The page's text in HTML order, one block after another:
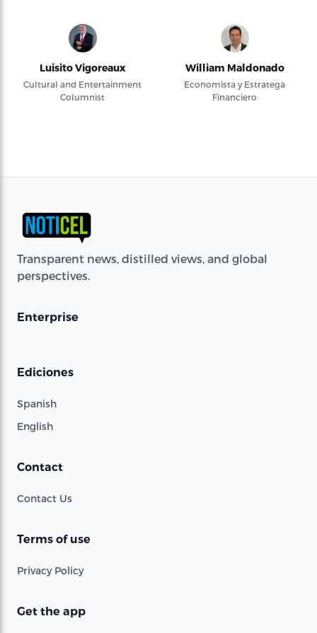
Luisito Vigoreaux
Cultural and Entertainment
Columnist
William Maldonado
Economista y Estratega
Financiero
Transparent news, distilled views, and global
perspectives.
Enterprise
Ediciones
Spanish
English
Contact
Contact Us
Terms of use
Privacy Policy
Get the app